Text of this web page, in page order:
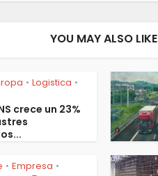
YOU MAY ALSO LIKE
• Logistica •
crece un 23%
• Empresa •